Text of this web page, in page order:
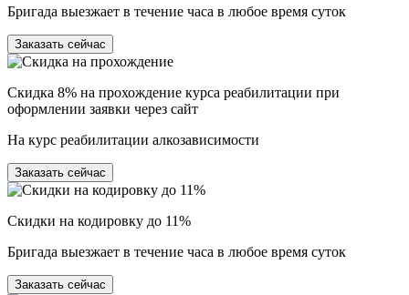
Бригада выезжает в течение часа в любое время суток
Заказать сейчас
Скидка 8% на прохождение курса реабилитации при
оформлении заявки через сайт
На курс реабилитации алкозависимости
Заказать сейчас
Скидки на кодировку до 11%
Бригада выезжает в течение часа в любое время суток
Заказать сейчас